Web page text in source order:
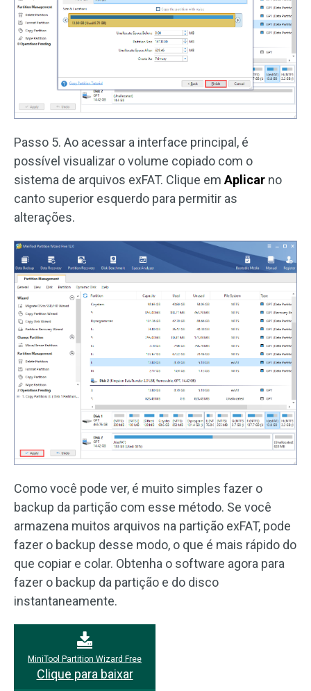
Passo 5. Ao acessar a interface principal, é
possível visualizar o volume copiado com o
sistema de arquivos exFAT. Clique em Aplicar no
canto superior esquerdo para permitir as
alterações.
Como você pode ver, é muito simples fazer o
backup da partição com esse método. Se você
armazena muitos arquivos na partição exFAT, pode
fazer o backup desse modo, o que é mais rápido do
que copiar e colar. Obtenha o software agora para
fazer o backup da partição e do disco
instantaneamente.
MiniTool Partition Wizard Free
Clique para baixar